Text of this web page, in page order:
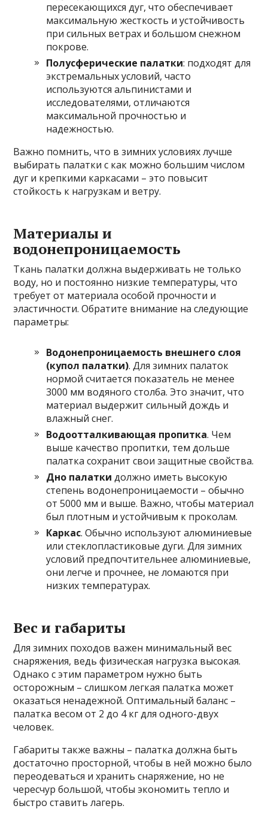
пересекающихся дуг, что обеспечивает
максимальную жесткость и устойчивость
при сильных ветрах и большом снежном
покрове.
Полусферические палатки: подходят для
экстремальных условий, часто
используются альпинистами и
исследователями, отличаются
максимальной прочностью и
надежностью.
Важно помнить, что в зимних условиях лучше
выбирать палатки с как можно большим числом
дуг и крепкими каркасами – это повысит
стойкость к нагрузкам и ветру.
Материалы и
водонепроницаемость
Ткань палатки должна выдерживать не только
воду, но и постоянно низкие температуры, что
требует от материала особой прочности и
эластичности. Обратите внимание на следующие
параметры:
Водонепроницаемость внешнего слоя
(купол палатки). Для зимних палаток
нормой считается показатель не менее
3000 мм водяного столба. Это значит, что
материал выдержит сильный дождь и
влажный снег.
Водоотталкивающая пропитка. Чем
выше качество пропитки, тем дольше
палатка сохранит свои защитные свойства.
Дно палатки должно иметь высокую
степень водонепроницаемости – обычно
от 5000 мм и выше. Важно, чтобы материал
был плотным и устойчивым к проколам.
Каркас. Обычно используют алюминиевые
или стеклопластиковые дуги. Для зимних
условий предпочтительнее алюминиевые,
они легче и прочнее, не ломаются при
низких температурах.
Вес и габариты
Для зимних походов важен минимальный вес
снаряжения, ведь физическая нагрузка высокая.
Однако с этим параметром нужно быть
осторожным – слишком легкая палатка может
оказаться ненадежной. Оптимальный баланс –
палатка весом от 2 до 4 кг для одного-двух
человек.
Габариты также важны – палатка должна быть
достаточно просторной, чтобы в ней можно было
переодеваться и хранить снаряжение, но не
чересчур большой, чтобы экономить тепло и
быстро ставить лагерь.